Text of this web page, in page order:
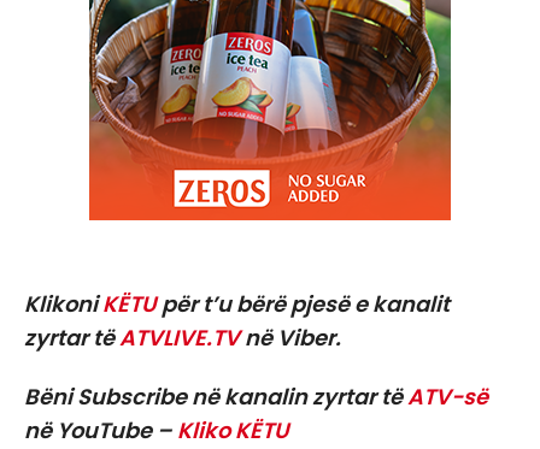
KlikoniKËTUpër t’u bërë pjesë e kanalit
zyrtar tëATVLIVE.TVnë Viber.
Bëni Subscribe në kanalin zyrtar tëATV-së
në YouTube – Kliko KËTU